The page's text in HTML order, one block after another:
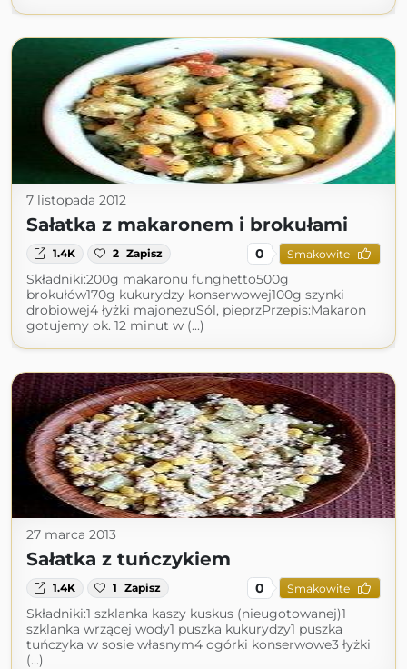
7 listopada 2012
Sałatka z makaronem i brokułami
1.4K 2 Zapisz 0 Smakowite
Składniki:200g makaronu funghetto500g
brokułów170g kukurydzy konserwowej100g szynki
drobiowej4 łyżki majonezuSól, pieprzPrzepis:Makaron
gotujemy ok. 12 minut w (...)
27 marca 2013
Sałatka z tuńczykiem
1.4K 1 Zapisz 0 Smakowite
Składniki:1 szklanka kaszy kuskus (nieugotowanej)1
szklanka wrzącej wody1 puszka kukurydzy1 puszka
tuńczyka w sosie własnym4 ogórki konserwowe3 łyżki
(...)